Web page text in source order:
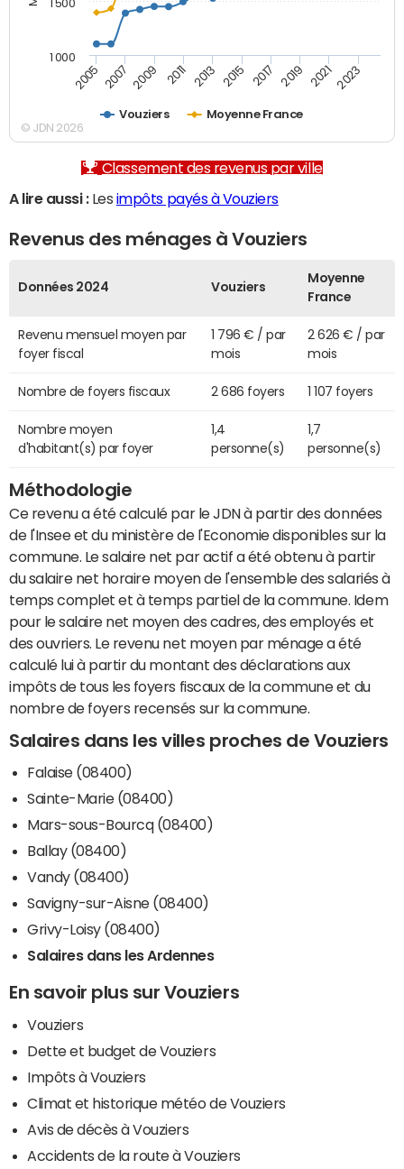
Vouziers Moyenne France
2005 2007 2009 2011 2013 2015 2017 2019 2021 2023
1 000
1 500
© JDN 2026
Classement des revenus par ville
A lire aussi :Les impôts payés à Vouziers
Revenus des ménages à Vouziers
Données 2024 Vouziers
Moyenne
France
Revenu mensuel moyen par
foyer fiscal
1 796 € / par
mois
2 626 € / par
mois
Nombre de foyers fiscaux 2 686 foyers 1 107 foyers
Nombre moyen
d'habitant(s) par foyer
1,4
personne(s)
1,7
personne(s)
Méthodologie
Ce revenu a été calculé par le JDN à partir des données
de l'Insee et du ministère de l'Economie disponibles sur la
commune. Le salaire net par actif a été obtenu à partir
du salaire net horaire moyen de l'ensemble des salariés à
temps complet et à temps partiel de la commune. Idem
pour le salaire net moyen des cadres, des employés et
des ouvriers. Le revenu net moyen par ménage a été
calculé lui à partir du montant des déclarations aux
impôts de tous les foyers fiscaux de la commune et du
nombre de foyers recensés sur la commune.
Salaires dans les villes proches de Vouziers
Falaise (08400)
Sainte-Marie (08400)
Mars-sous-Bourcq (08400)
Ballay (08400)
Vandy (08400)
Savigny-sur-Aisne (08400)
Grivy-Loisy (08400)
Salaires dans les Ardennes
En savoir plus sur Vouziers
Vouziers
Dette et budget de Vouziers
Impôts à Vouziers
Climat et historique météo de Vouziers
Avis de décès à Vouziers
Accidents de la route à Vouziers